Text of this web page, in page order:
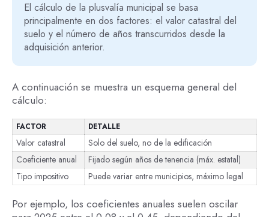
El cálculo de la plusvalía municipal se basa
principalmente en dos factores: el valor catastral del
suelo y el número de años transcurridos desde la
adquisición anterior.
A continuación se muestra un esquema general del
cálculo:
FACTOR DETALLE
Valor catastral
Solo del suelo, no de la edificación
Coeficiente anual
Fijado según años de tenencia (máx. estatal)
Tipo impositivo
Puede variar entre municipios, máximo legal
Por ejemplo, los coeficientes anuales suelen oscilar